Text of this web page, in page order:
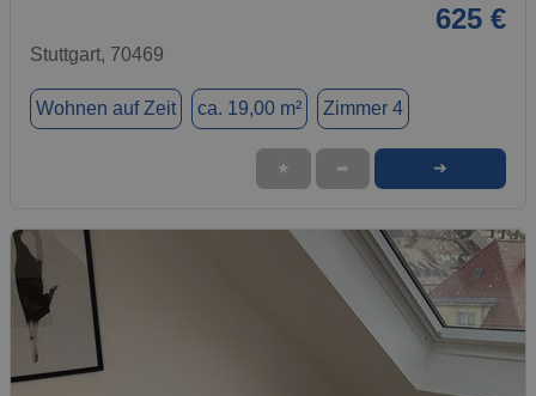
625 €
Stuttgart, 70469
Wohnen auf Zeit ca. 19,00 m² Zimmer 4
★ ➦ ➜